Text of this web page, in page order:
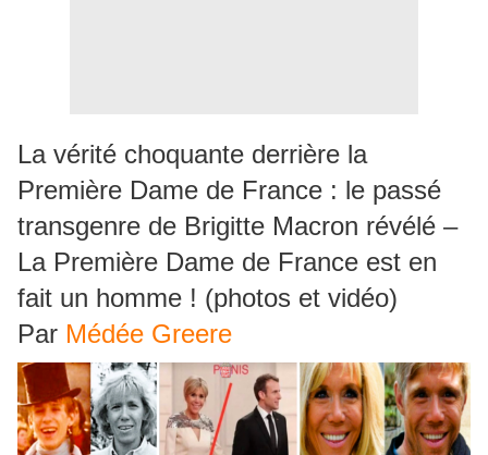
La vérité choquante derrière la
Première Dame de France : le passé
transgenre de Brigitte Macron révélé –
La Première Dame de France est en
fait un homme ! (photos et vidéo)
Par Médée Greere